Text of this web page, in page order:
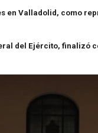
en Valladolid, como
del Ejército, finalizó